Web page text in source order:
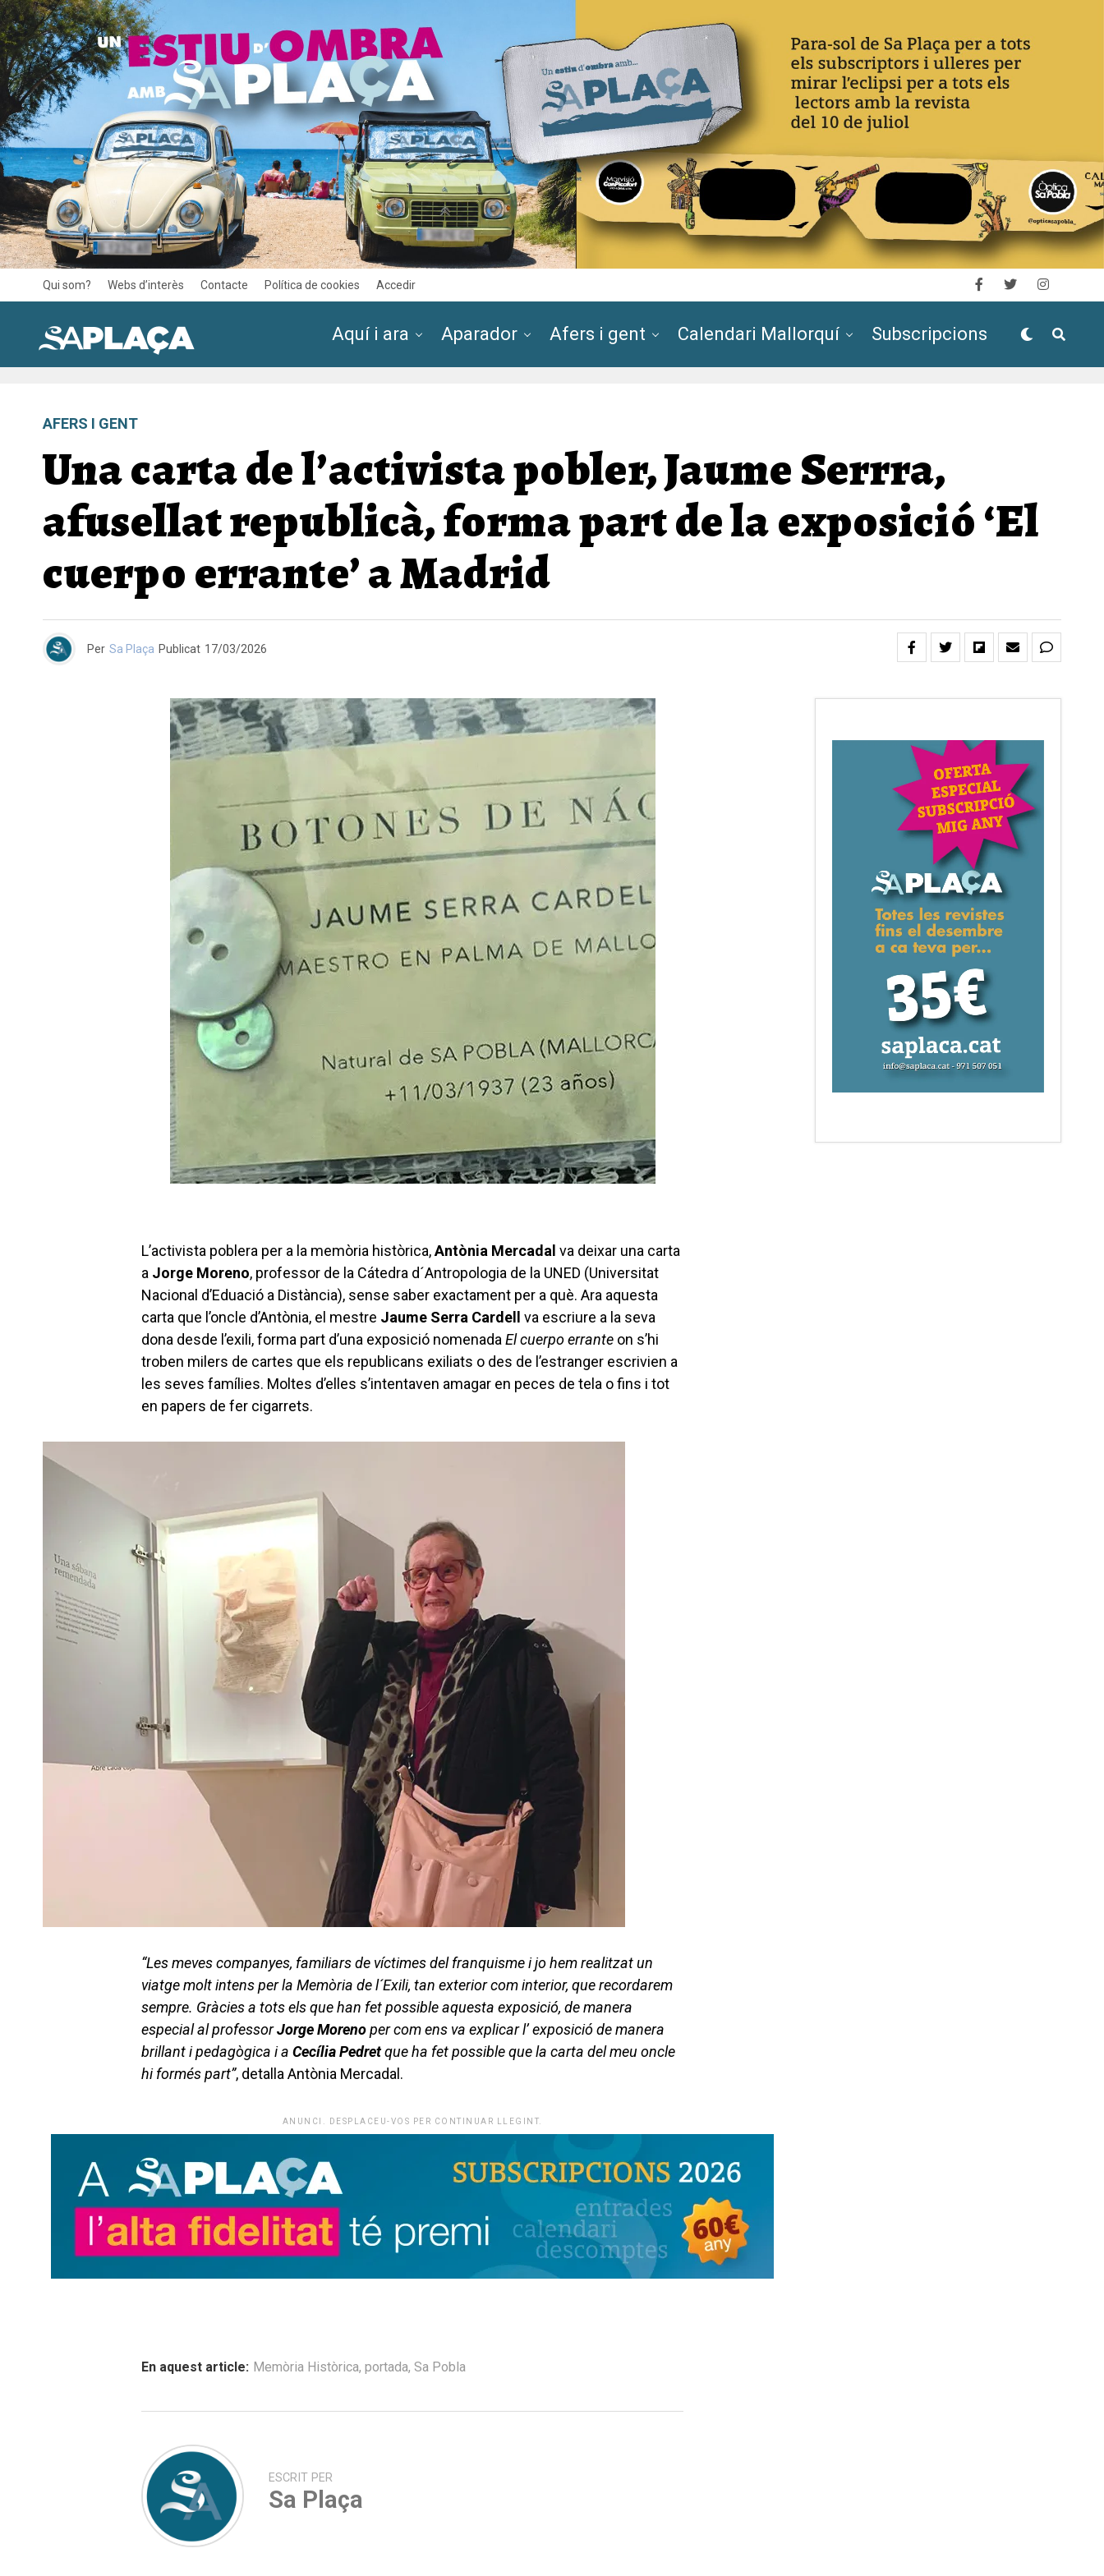
Qui som? Webs d’interès Contacte Política de cookies Accedir
Aquí i ara Aparador Afers i gent Calendari Mallorquí Subscripcions
AFERS I GENT
Una carta de l’activista pobler, Jaume Serrra,
afusellat republicà, forma part de la exposició ‘El
cuerpo errante’ a Madrid
Per Sa Plaça Publicat 17/03/2026
L’activista poblera per a la memòria històrica,Antònia Mercadal va deixar una carta
a Jorge Moreno, professor de la Cátedra d´Antropologia de la UNED (Universitat
Nacional d’Eduació a Distància), sense saber exactament per a què. Ara aquesta
carta que l’oncle d’Antònia, el mestre Jaume Serra Cardell va escriure a la seva
dona desde l’exili, forma part d’una exposició nomenada El cuerpo errante on s’hi
troben milers de cartes que els republicans exiliats o des de l’estranger escrivien a
les seves famílies. Moltes d’elles s’intentaven amagar en peces de tela o fins i tot
en papers de fer cigarrets.
“Les meves companyes, familiars de víctimes del franquisme i jo hem realitzat un
viatge molt intens per la Memòria de l´Exili, tan exterior com interior, que recordarem
sempre. Gràcies a tots els que han fet possible aquesta exposició, de manera
especial al professorJorge Morenoper com ens va explicar l’ exposició de manera
brillant i pedagògica i a Cecília Pedretque ha fet possible que la carta del meu oncle
hi formés part”, detalla Antònia Mercadal.
ANUNCI. DESPLACEU-VOS PER CONTINUAR LLEGINT.
En aquest article: Memòria Històrica, portada, Sa Pobla
ESCRIT PER
Sa Plaça